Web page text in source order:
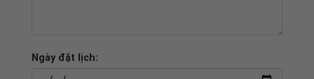
Ngày đặt lịch: